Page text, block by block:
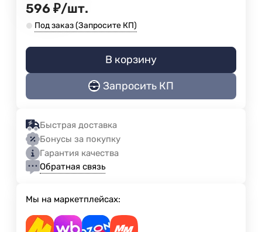
596 ₽/шт.
Под заказ (Запросите КП)
В корзину
Запросить КП
Быстрая доставка
Бонусы за покупку
Гарантия качества
Обратная связь
Мы на маркетплейсах: